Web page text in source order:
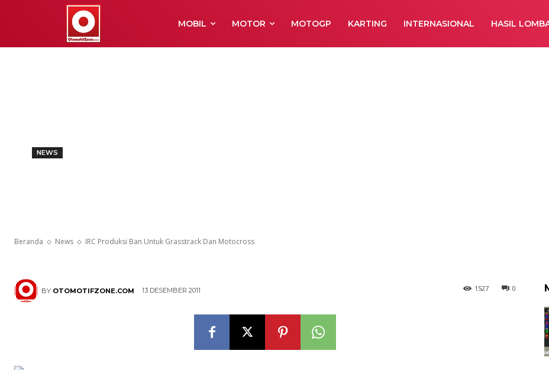
MOBIL MOTOR MOTOGP KARTING INTERNASIONAL HASIL
Beranda News IRC Produksi Ban Untuk Grasstrack Dan Motocross
NEWS
BY OTOMOTIFZONE.COM 13 DESEMBER 2011 0
1527